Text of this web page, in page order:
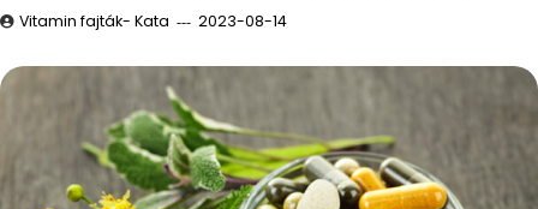
Vitamin fajták- Kata 2023-08-14